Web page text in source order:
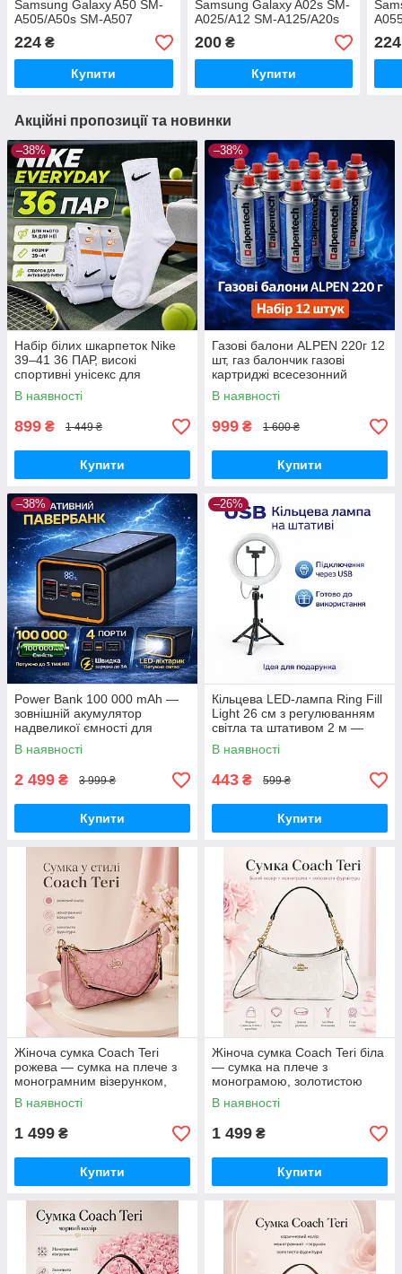
Samsung Galaxy A50 SM-
A505/A50s SM-A507
Чорне (703444) з рамкою,
матеріал скло
224 ₴
Купити
Samsung Galaxy A02s SM-
A025/A12 SM-A125/A20s
SM-207/M02s SM-
A025/M12 SM-M125
Чорне, 0.3 мм, 4D ARC
200₴
Купити
224
Акційні пропозиції та новинки
–38%
Набір білих шкарпеток Nike
39–41 36 ПАР, високі
спортивні унісекс для
щоденного використання
В наявності
899 ₴ 1 449 ₴
Купити
–38%
Газові балони ALPEN 220г 12
шт, газ балончик газові
картриджі всесезонний
пропан-бутан для
портативних плит, пальників
та кемпінгу
В наявності
999 ₴ 1 600 ₴
Купити
–38%
Power Bank 100 000 mAh —
зовнішній акумулятор
надвеликої ємності для
телефону, роутера та
автономного живлення
В наявності
2 499 ₴ 3 999 ₴
Купити
–26%
Кільцева LED-лампа Ring Fill
Light 26 см з регулюванням
світла та штативом 2 м —
світло для селфі, блогерів,
візажистів, фото-віде
В наявності
443 ₴ 599 ₴
Купити
Жіноча сумка Coach Teri
рожева — сумка на плече з
монограмним візерунком,
золотистою фурнітурою та
ремінцем
В наявності
1 499 ₴
Купити
Жіноча сумка Coach Teri біла
— сумка на плече з
монограмою, золотистою
фурнітурою та ремінцем
В наявності
1 499 ₴
Купити